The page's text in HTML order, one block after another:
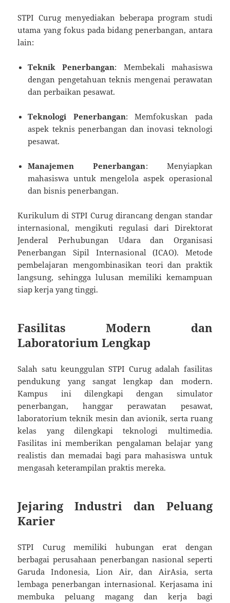
STPI Curug menyediakan beberapa program studi
utama yang fokus pada bidang penerbangan, antara
lain:
Teknik Penerbangan: Membekali mahasiswa
dengan pengetahuan teknis mengenai perawatan
dan perbaikan pesawat.
Teknologi Penerbangan: Memfokuskan pada
aspek teknis penerbangan dan inovasi teknologi
pesawat.
Manajemen Penerbangan: Menyiapkan
mahasiswa untuk mengelola aspek operasional
dan bisnis penerbangan.
Kurikulum di STPI Curug dirancang dengan standar
internasional, mengikuti regulasi dari Direktorat
Jenderal Perhubungan Udara dan Organisasi
Penerbangan Sipil Internasional (ICAO). Metode
pembelajaran mengombinasikan teori dan praktik
langsung, sehingga lulusan memiliki kemampuan
siap kerja yang tinggi.
Fasilitas Modern dan
Laboratorium Lengkap
Salah satu keunggulan STPI Curug adalah fasilitas
pendukung yang sangat lengkap dan modern.
Kampus ini dilengkapi dengan simulator
penerbangan, hanggar perawatan pesawat,
laboratorium teknik mesin dan avionik, serta ruang
kelas yang dilengkapi teknologi multimedia.
Fasilitas ini memberikan pengalaman belajar yang
realistis dan memadai bagi para mahasiswa untuk
mengasah keterampilan praktis mereka.
Jejaring Industri dan Peluang
Karier
STPI Curug memiliki hubungan erat dengan
berbagai perusahaan penerbangan nasional seperti
Garuda Indonesia, Lion Air, dan AirAsia, serta
lembaga penerbangan internasional. Kerjasama ini
membuka peluang magang dan kerja bagi